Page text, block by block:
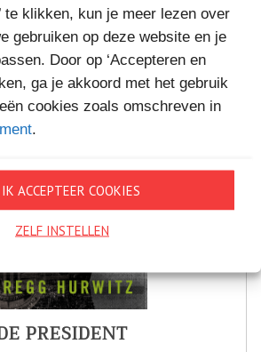
te klikken, kun je meer lezen over
gebruiken op deze website en je
Door op ‘Accepteren en
ga je akkoord met het gebruik
cookies zoals omschreven in
.
IK ACCEPTEER COOKIES
ZELF INSTELLEN
PRESIDENT